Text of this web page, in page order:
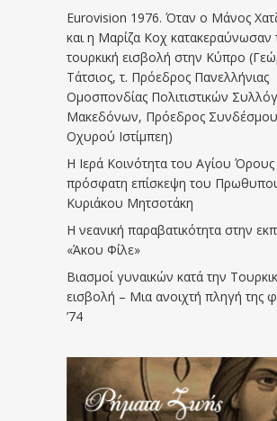
Eurovision 1976. Όταν ο Μάνος
και η Μαρίζα Κοχ κατακεραύνωσαν
τουρκική εισβολή στην Κύπρο
Τάτσιος, τ. Πρόεδρος Πανελλήνιας
Ομοσπονδίας Πολιτιστικών
Μακεδόνων, Πρόεδρος
Οχυρού Ιστίμπεη)
Η Ιερά Κοινότητα του Αγίου Όρους
πρόσφατη επίσκεψη του
Κυριάκου Μητσοτάκη
Η νεανική παραβατικότητα στην
«Άκου Φίλε»
Βιασμοί γυναικών κατά την
εισβολή – Μια ανοιχτή πληγή της
’74